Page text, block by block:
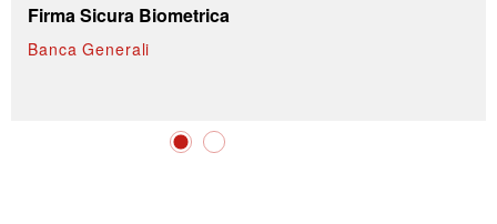
Firma Sicura Biometrica
Banca Generali